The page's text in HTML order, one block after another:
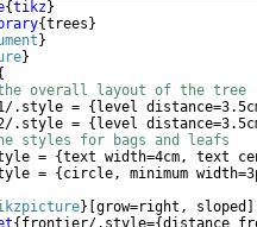
{tikz}
{trees }
}
}
the overall layout of the tree
.style =
{ level
.style =
{ level
styles for bags and leafs
=
{text width=4cm, text
=
{ circle, minimum
} grow=right, sloped